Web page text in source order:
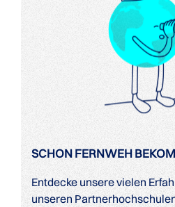
SCHON FERNWEH
Entdecke unsere vielen
unseren